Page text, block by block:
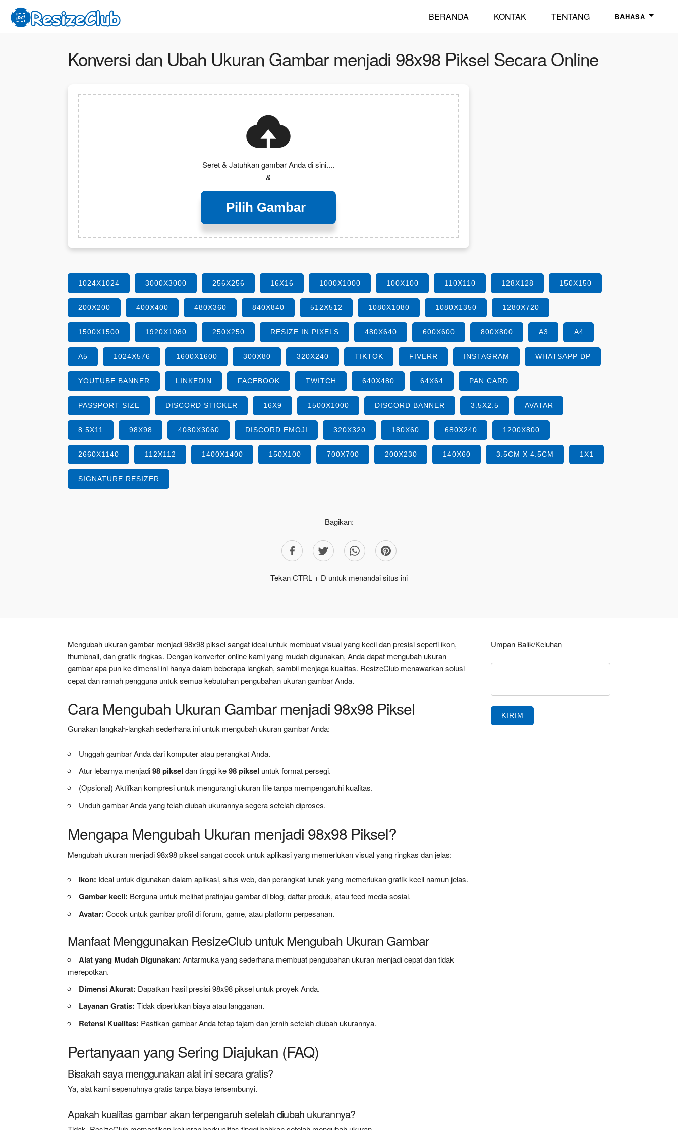
BERANDA KONTAK TENTANG BAHASA
Konversi dan Ubah Ukuran Gambar menjadi 98x98 Piksel Secara Online
Seret & Jatuhkan gambar Anda di sini....
&
Pilih Gambar
1024X1024 3000X3000 256X256 16X16 1000X1000 100X100 110X110 128X128 150X150
200X200 400X400 480X360 840X840 512X512 1080X1080 1080X1350 1280X720
1500X1500 1920X1080 250X250 RESIZE IN PIXELS 480X640 600X600 800X800 A3 A4
A5 1024X576 1600X1600 300X80 320X240 TIKTOK FIVERR INSTAGRAM WHATSAPP DP
YOUTUBE BANNER LINKEDIN FACEBOOK TWITCH 640X480 64X64 PAN CARD
PASSPORT SIZE DISCORD STICKER 16X9 1500X1000 DISCORD BANNER 3.5X2.5 AVATAR
8.5X11 98X98 4080X3060 DISCORD EMOJI 320X320 180X60 680X240 1200X800
2660X1140 112X112 1400X1400 150X100 700X700 200X230 140X60 3.5CM X 4.5CM 1X1
SIGNATURE RESIZER
Bagikan:
Tekan CTRL + D untuk menandai situs ini
Mengubah ukuran gambar menjadi 98x98 piksel sangat ideal untuk membuat visual yang kecil dan presisi seperti ikon,
thumbnail, dan grafik ringkas. Dengan konverter online kami yang mudah digunakan, Anda dapat mengubah ukuran
gambar apa pun ke dimensi ini hanya dalam beberapa langkah, sambil menjaga kualitas. ResizeClub menawarkan solusi
cepat dan ramah pengguna untuk semua kebutuhan pengubahan ukuran gambar Anda.
Cara Mengubah Ukuran Gambar menjadi 98x98 Piksel
Gunakan langkah-langkah sederhana ini untuk mengubah ukuran gambar Anda:
Unggah gambar Anda dari komputer atau perangkat Anda.
Atur lebarnya menjadi98 pikseldan tinggi ke98 piksel untuk format persegi.
(Opsional) Aktifkan kompresi untuk mengurangi ukuran file tanpa mempengaruhi kualitas.
Unduh gambar Anda yang telah diubah ukurannya segera setelah diproses.
Mengapa Mengubah Ukuran menjadi 98x98 Piksel?
Mengubah ukuran menjadi 98x98 piksel sangat cocok untuk aplikasi yang memerlukan visual yang ringkas dan jelas:
Ikon: Ideal untuk digunakan dalam aplikasi, situs web, dan perangkat lunak yang memerlukan grafik kecil namun jelas.
Gambar kecil: Berguna untuk melihat pratinjau gambar di blog, daftar produk, atau feed media sosial.
Avatar:Cocok untuk gambar profil di forum, game, atau platform perpesanan.
Manfaat Menggunakan ResizeClub untuk Mengubah Ukuran Gambar
Alat yang Mudah Digunakan:Antarmuka yang sederhana membuat pengubahan ukuran menjadi cepat dan tidak
merepotkan.
Dimensi Akurat: Dapatkan hasil presisi 98x98 piksel untuk proyek Anda.
Layanan Gratis:Tidak diperlukan biaya atau langganan.
Retensi Kualitas: Pastikan gambar Anda tetap tajam dan jernih setelah diubah ukurannya.
Pertanyaan yang Sering Diajukan (FAQ)
Bisakah saya menggunakan alat ini secara gratis?
Ya, alat kami sepenuhnya gratis tanpa biaya tersembunyi.
Apakah kualitas gambar akan terpengaruh setelah diubah ukurannya?
Umpan Balik/Keluhan
KIRIM